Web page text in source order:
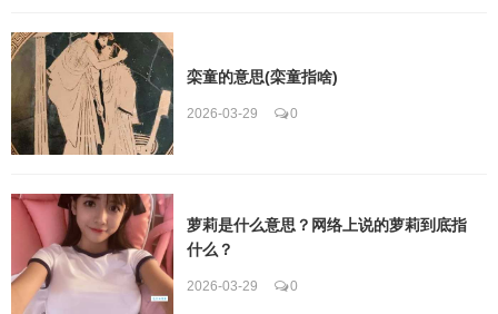
栾童的意思(栾童指啥)
2026-03-29 0
萝莉是什么意思？网络上说的萝莉到底指
什么？
2026-03-29 0